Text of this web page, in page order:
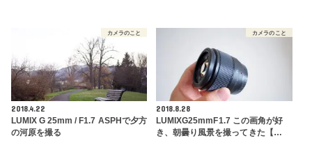
カメラのこと
2018.4.22
LUMIX G 25mm / F1.7 ASPHで夕方
の河原を撮る
カメラのこと
2018.8.28
LUMIXG25mmF1.7 この画角が好
き、朝曇り風景を撮ってきた【…